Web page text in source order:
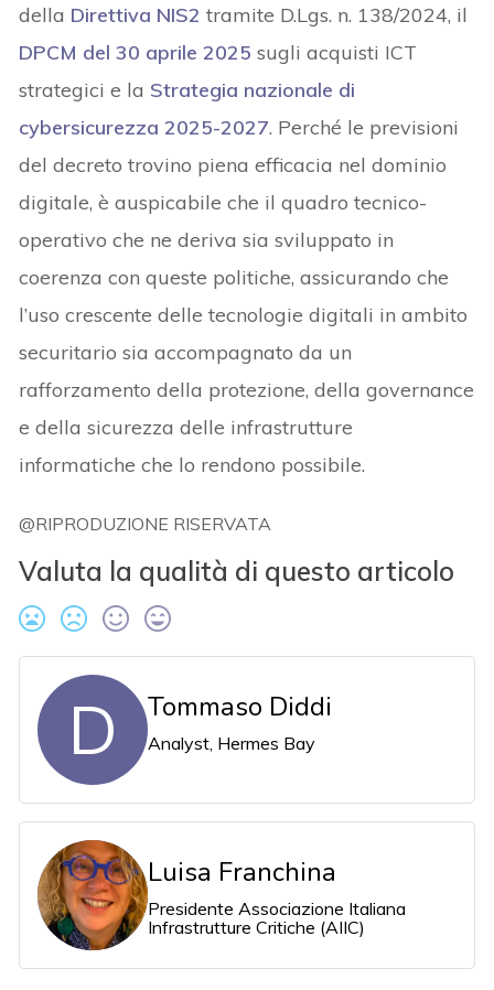
della Direttiva NIS2 tramite D.Lgs. n. 138/2024, il
DPCM del 30 aprile 2025 sugli acquisti ICT
strategici e la Strategia nazionale di
cybersicurezza 2025-2027. Perché le previsioni
del decreto trovino piena efficacia nel dominio
digitale, è auspicabile che il quadro tecnico-
operativo che ne deriva sia sviluppato in
coerenza con queste politiche, assicurando che
l’uso crescente delle tecnologie digitali in ambito
securitario sia accompagnato da un
rafforzamento della protezione, della governance
e della sicurezza delle infrastrutture
informatiche che lo rendono possibile.
@RIPRODUZIONE RISERVATA
Valuta la qualità di questo articolo
D Tommaso Diddi
Analyst, Hermes Bay
Luisa Franchina
Presidente Associazione Italiana
Infrastrutture Critiche (AIIC)